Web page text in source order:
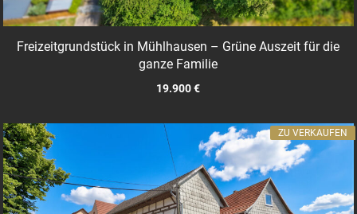
Freizeitgrundstück in Mühlhausen – Grüne Auszeit für die
ganze Familie
19.900 €
ZU VERKAUFEN